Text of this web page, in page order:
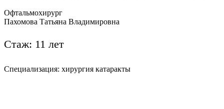
Офтальмохирург
Пахомова Татьяна Владимировна
Стаж: 11 лет
Специализация: хирургия катаракты